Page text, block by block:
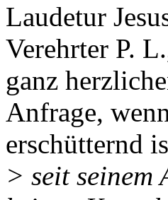
Laudetur
Verehrter P.
ganz
Anfrage,
erschütternd
> seit seinem